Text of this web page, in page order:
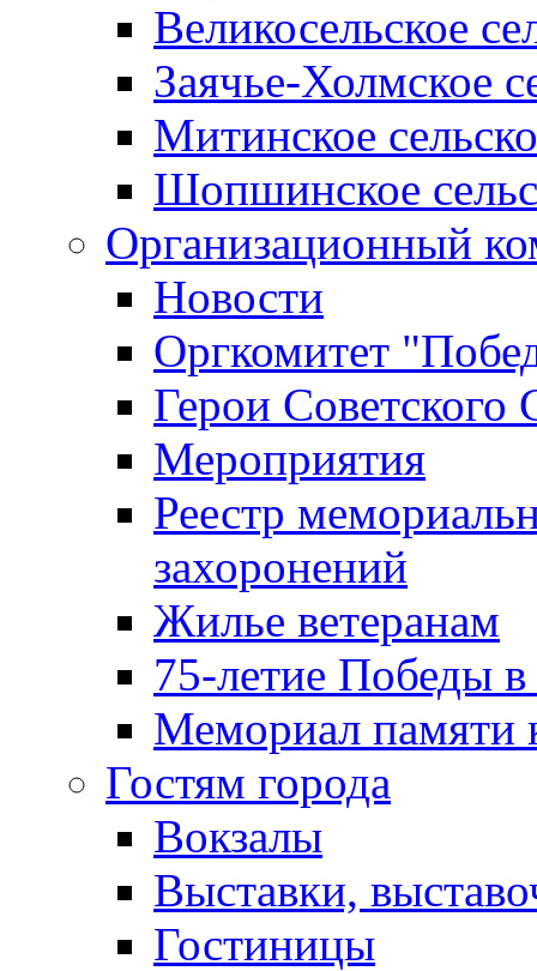
Великосельское
Заячье-Холмское
Митинское
Шопшинское
Организационный
Новости
Оргкомитет
Герои Советского
Мероприятия
Реестр
захоронений
Жилье ветеранам
75-летие Победы
Мемориал памяти
Гостям города
Вокзалы
Выставки,
Гостиницы